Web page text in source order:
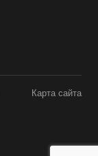
Карта сайта